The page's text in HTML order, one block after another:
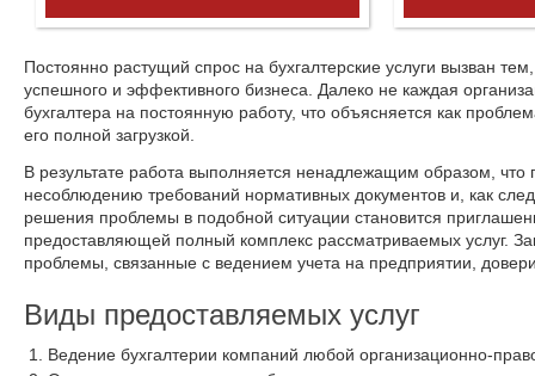
Постоянно растущий спрос на бухгалтерские услуги вызван
успешного и эффективного бизнеса. Далеко не каждая
бухгалтера на постоянную работу, что объясняется как
его полной загрузкой.
В результате работа выполняется ненадлежащим образом,
несоблюдению требований нормативных документов и, как
решения проблемы в подобной ситуации становится
предоставляющей полный комплекс рассматриваемых услуг.
проблемы, связанные с ведением учета на предприятии,
Виды предоставляемых услуг
Ведение бухгалтерии компаний любой организационно-